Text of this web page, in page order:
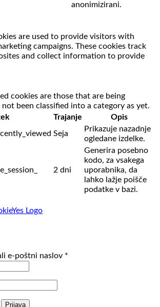
anonimizirani.
are used to provide visitors with
campaigns. These cookies track
and collect information to provide
cookies are those that are being
not been classified into a category as yet.
Trajanje
Opis
Seja
Prikazuje nazadnje
ogledane izdelke.
2 dni
Generira posebno
kodo, za vsakega
uporabnika, da
lahko lažje poišče
podatke v bazi.
e-poštni naslov *
Prijava